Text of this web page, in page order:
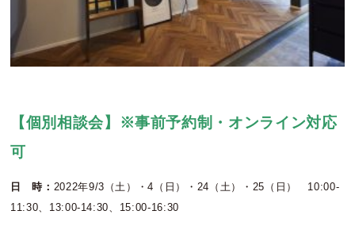
【個別相談会】※事前予約制・オンライン対応
可
日 時： 2022年9/3（土）・4（日）・24（土）・25（日） 10:00-
11:30、13:00-14:30、15:00-16:30